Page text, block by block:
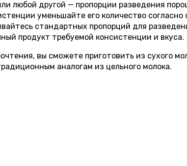
любой другой — пропорции разведения
уменьшайте его количество
стандартных пропорций для
продукт требуемой консистенции и вкуса.
вы сможете приготовить из сухого
аналогам из цельного молока.